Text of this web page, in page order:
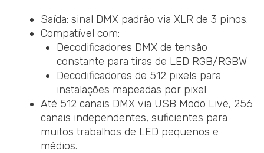
Saída: sinal DMX padrão via XLR de 3 pinos.
Compatível com:
Decodificadores DMX de tensão
constante para tiras de LED RGB/RGBW
Decodificadores de 512 pixels para
instalações mapeadas por pixel
Até 512 canais DMX via USB Modo Live, 256
canais independentes, suficientes para
muitos trabalhos de LED pequenos e
médios.